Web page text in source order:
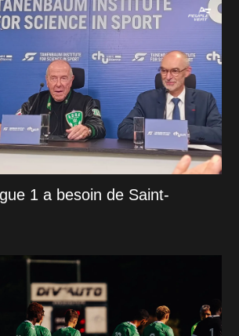
1 a besoin de Saint-